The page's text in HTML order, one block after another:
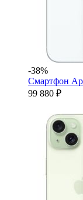
-38%
Смартфон
99 880 ₽